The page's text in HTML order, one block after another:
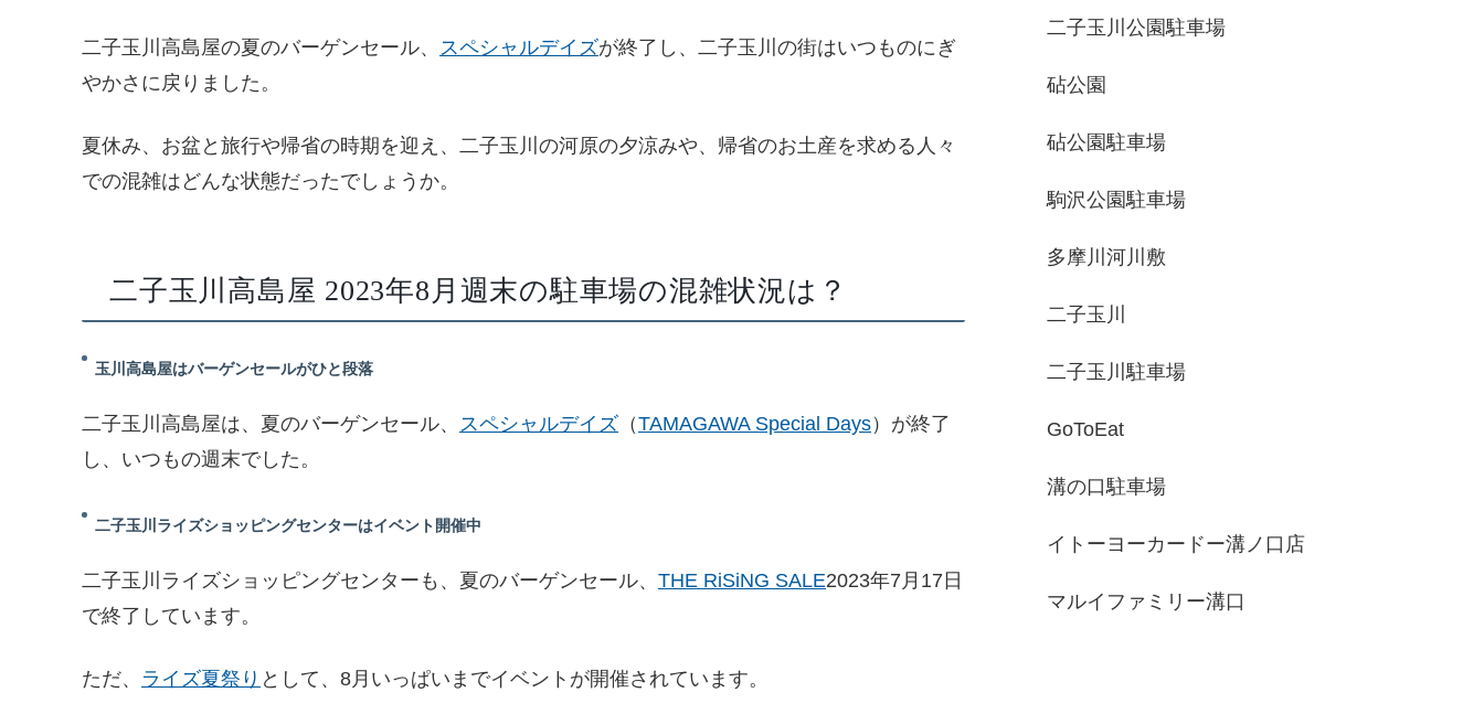
二子玉川高島屋の夏のバーゲンセール、 スペシャルデイズが終了し、二子玉川の街はいつものにぎ
やかさに戻りました。
夏休み、お盆と旅行や帰省の時期を迎え、二子玉川の河原の夕涼みや、帰省のお土産を求める人々
での混雑はどんな状態だったでしょうか。
二子玉川高島屋 2023年8月週末の駐車場の混雑状況は？
玉川高島屋はバーゲンセールがひと段落
二子玉川高島屋は、夏のバーゲンセール、 スペシャルデイズ （TAMAGAWA Special Days）が終了
し、いつもの週末でした。
二子玉川ライズショッピングセンターはイベント開催中
二子玉川ライズショッピングセンターも、夏のバーゲンセール、 THE RiSiNG SALE2023年7月17日
で終了しています。
ただ、 ライズ夏祭り として、8月いっぱいまでイベントが開催されています。
二子玉川公園駐車場
砧公園
砧公園駐車場
駒沢公園駐車場
多摩川河川敷
二子玉川
二子玉川駐車場
GoToEat
溝の口駐車場
イトーヨーカードー溝ノ口店
マルイファミリー溝口